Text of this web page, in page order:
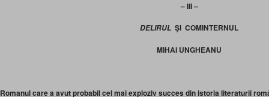
– III –
DELIRUL ŞI COMINTERNUL
MIHAI UNGHEANU
Romanul care a avut probabil cel mai exploziv succes din istoria literaturii